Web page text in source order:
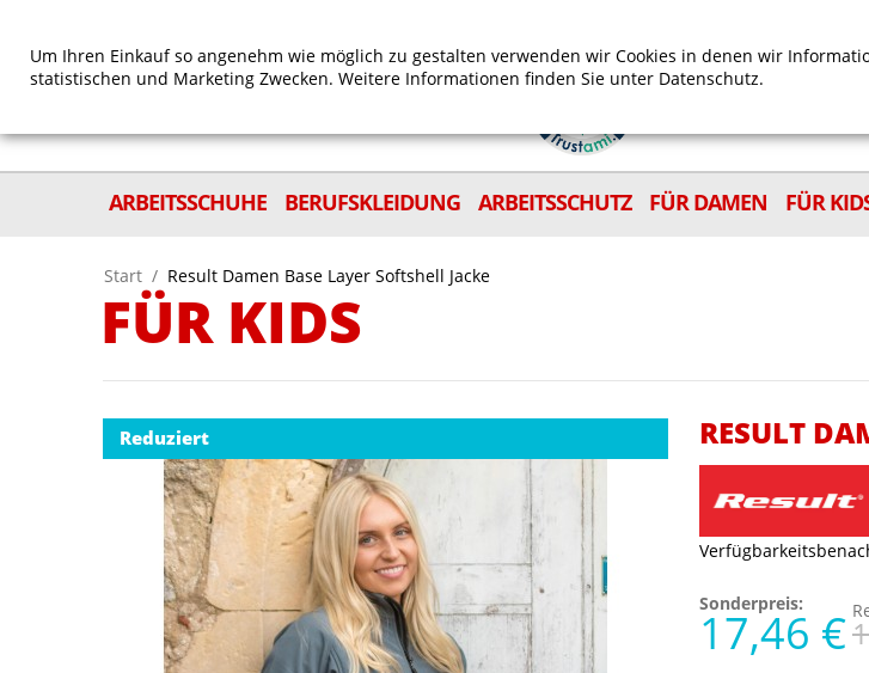
ARBEITSSCHUHE
BERUFSKLEIDUNG ARBEITSSCHUTZ FÜR DAMEN FÜR
Start / Result Damen Base Layer Softshell Jacke
FÜR KIDS
Reduziert RESULT
Sonderpreis:
17,46 €
Um Ihren Einkauf so angenehm wie möglich zu gestalten verwenden wir Cookies in denen wir
statistischen und Marketing Zwecken. Weitere Informationen finden Sie unter Datenschutz.